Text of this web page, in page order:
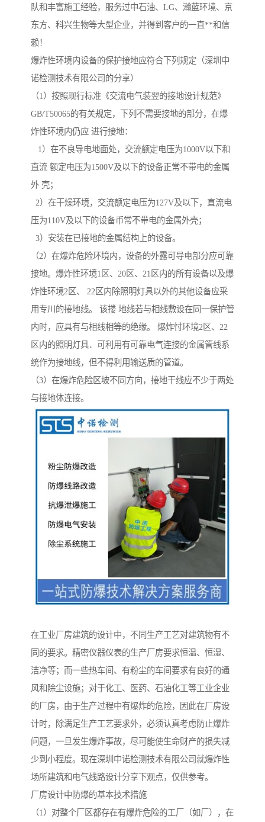
队和丰富施工经验，服务过中石油、LG、瀚蓝环境、京
东方、科兴生物等大型企业，并得到客户的一直**和信
赖！
爆炸性环境内设备的保护接地应符合下列规定（深圳中
诺检测技术有限公司的分享）
（1）按照现行标准《交流电气装翌的接地设计规范》
GB/T50065的有关规定，下列不需要接地的部分，在爆
炸性环境内仍应 进行接地：
1）在不良导电地面处，交流额定电压为1000V以下和
直流 额定电压为1500V及以下的设备正常不带电的金属
外 壳；
2）在干燥环境，交流额定电压为127V及以下，直流电
压为110V及以下的设备币常不带电的金属外壳；
3）安装在已接地的金属结构上的设备。
（2）在爆炸危险环境内，设备的外露可导电部分应可靠
接地。爆炸性环境1区、20区、21区内的所有设备以及爆
炸性环境2区、 22区内除照明灯具以外的其他设备应采
用专川的接地线。 该搂 地线若与相线敷设在同一保护管
内时，应具有与相线相等的绝缘。 爆炸忖环境2区、22
区内的照明灯具．可利用有可靠电气连接的金属管线系
统作为接地线，但不得利用输送质的管道。
（3）在爆炸危险区坡不同方向，接地干线应不少于两处
与接地体连接。
在工业厂房建筑的设计中，不同生产工艺对建筑物有不
同的要求。精密仪器仪表的生产厂房要求恒温、恒湿、
洁净等；而一些热车间、有粉尘的车间要求有良好的通
风和除尘设施；对于化工、医药、石油化工等工业企业
的厂房，由于生产过程中有爆炸的危险，因此在厂房设
计时，除满足生产工艺要求外，必须认真考虑防止爆炸
问题，一旦发生爆炸事故，尽可能使生命财产的损失减
少到小程度。现在深圳中诺检测技术有限公司就爆炸性
场所建筑和电气线路设计分享下观点，仅供参考。
厂房设计中防爆的基本技术措施
（1）对整个厂区都存在有爆炸危险的工厂（如厂），在